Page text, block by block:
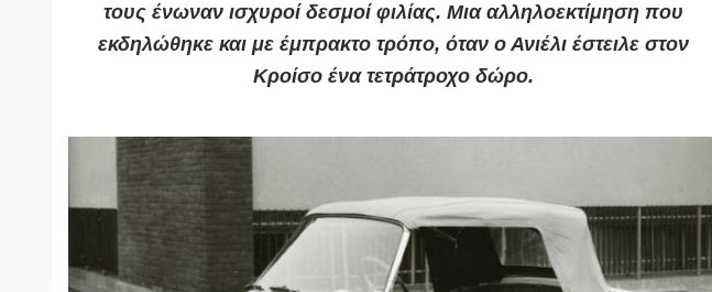
τους ένωναν ισχυροί δεσμοί φιλίας. Μια αλληλοεκτίμηση που
εκδηλώθηκε και με έμπρακτο τρόπο, όταν ο Ανιέλι έστειλε στον
Κροίσο ένα τετράτροχο δώρο.